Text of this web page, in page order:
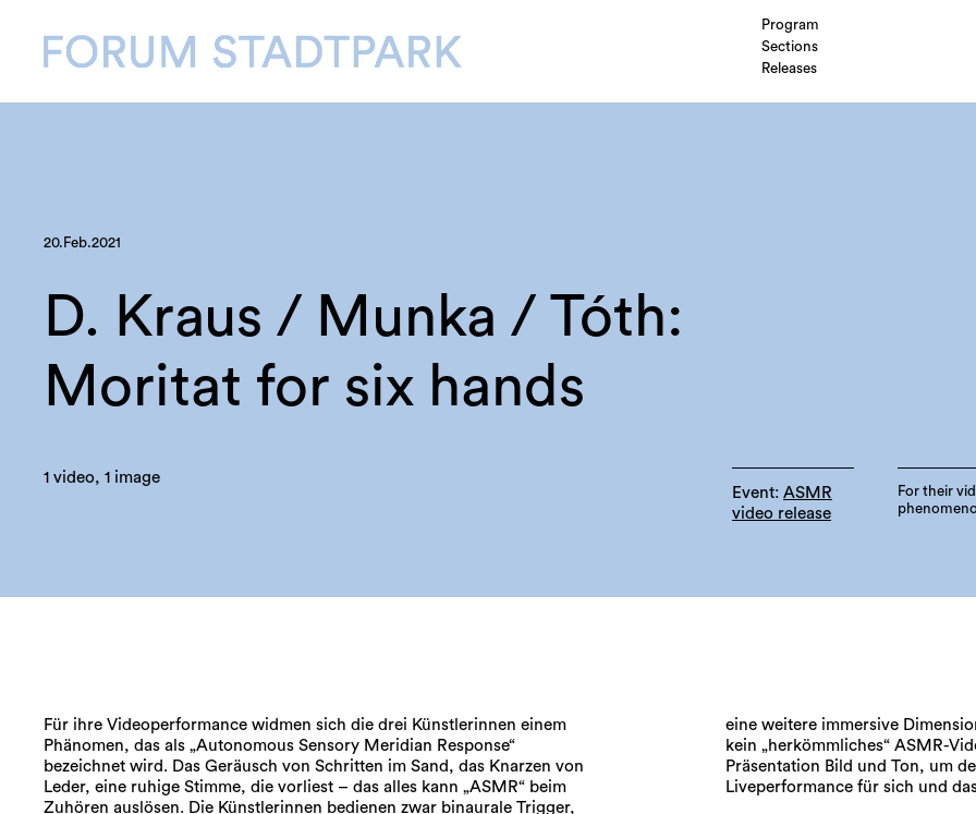
Program
Sections
Releases
20.Feb.2021
D. Kraus / Munka / Tóth:
Moritat for six hands
1 video, 1 image
Event: ASMR
video release
For their
Für ihre Videoperformance widmen sich die drei Künstlerinnen einem
Phänomen, das als „Autonomous Sensory Meridian Response“
bezeichnet wird. Das Geräusch von Schritten im Sand, das Knarzen von
Leder, eine ruhige Stimme, die vorliest – das alles kann „ASMR“ beim
Zuhören auslösen. Die Künstlerinnen bedienen zwar binaurale Trigger,
eine weitere immersive Dimension. Kraus, Munka und Tóth präsentieren
kein „herkömmliches“ ASMR-Video, sondern remixen für ihre Online-
Präsentation Bild und Ton, um den spielerischen Reiz einer
Liveperformance für sich und